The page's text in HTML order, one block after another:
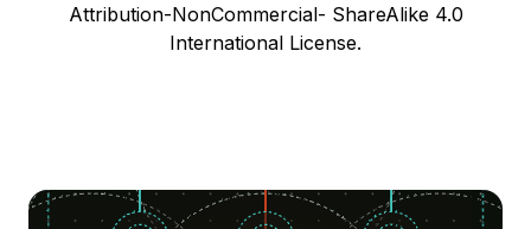
Attribution-NonCommercial- ShareAlike 4.0
International License.